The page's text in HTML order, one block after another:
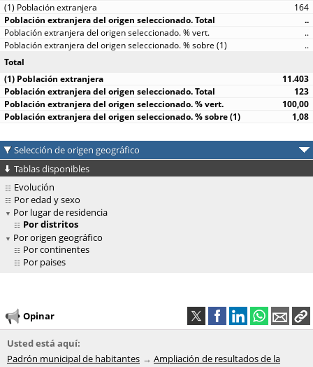
164
..
..
..
Total
11.403
123
100,00
1,08
Selección de origen geográfico
Tablas disponibles
Evolución
Por edad y sexo
Por lugar de residencia
Por distritos
Por origen geográfico
Por continentes
Por paises
Opinar
Usted está aquí:
Padrón municipal de habitantes
Ampliación de resultados de la